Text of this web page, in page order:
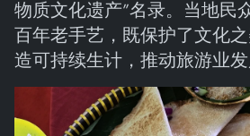
物质文化遗产”名录。当地民
百年老手艺，既保护了文化
造可持续生计，推动旅游业发